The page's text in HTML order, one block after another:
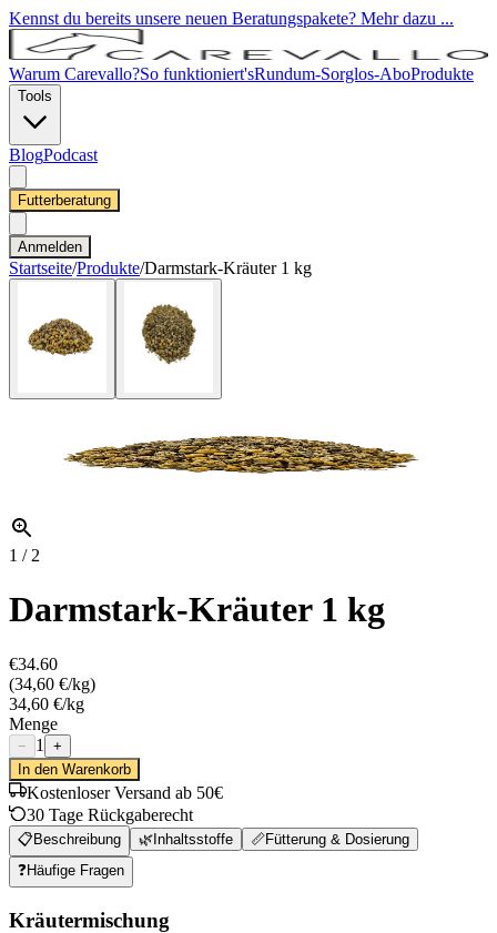
Kennst du bereits unsere neuen Beratungspakete? Mehr dazu ...
Warum Carevallo?So funktioniert'sRundum-Sorglos-AboProdukte
Tools
BlogPodcast
Futterberatung
Anmelden
Startseite/Produkte/Darmstark-Kräuter 1 kg
1 / 2
Darmstark-Kräuter 1 kg
€34.60
(34,60 €/kg)
34,60 €/kg
Menge
− 1
+
In den Warenkorb
Kostenloser Versand ab 50€
30 Tage Rückgaberecht
📋 Beschreibung 🌿 Inhaltsstoffe 📏Fütterung & Dosierung
❓Häufige Fragen
Kräutermischung